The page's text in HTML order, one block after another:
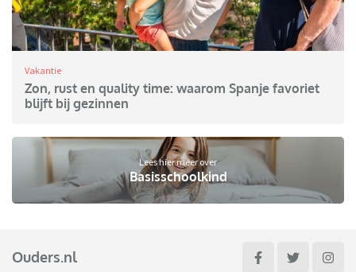
Vakantie
Zon, rust en quality time: waarom Spanje favoriet
blijft bij gezinnen
Lees hier meer over
Basisschoolkind
Ouders.nl